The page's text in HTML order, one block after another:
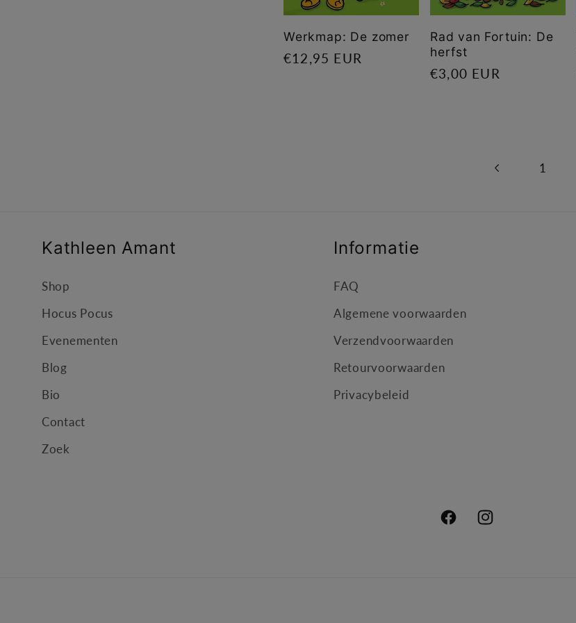
Werkmap: De zomer
Normale
€12,95 EUR
Rad van Fortuin: De
herfst
Normale
€3,00 EUR
1
Kathleen Amant
Shop
Hocus Pocus
Evenementen
Blog
Bio
Contact
Zoek
Informatie
FAQ
Algemene voorwaarden
Verzendvoorwaarden
Retourvoorwaarden
Privacybeleid
FacebookInstagram